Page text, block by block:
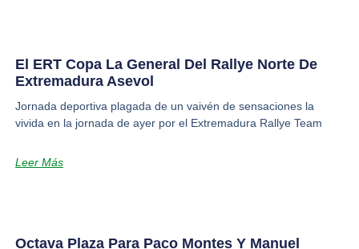
El ERT Copa La General Del Rallye Norte De
Extremadura Asevol
Jornada deportiva plagada de un vaivén de sensaciones la
vivida en la jornada de ayer por el Extremadura Rallye Team
Leer Más
Octava Plaza Para Paco Montes Y Manuel